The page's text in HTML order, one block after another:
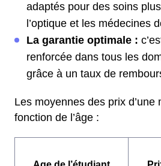
adaptés pour des soins
l’optique et les médecines
La garantie optimale :
renforcée dans tous les
grâce à un taux de
Les moyennes des prix d’une
fonction de l’âge :